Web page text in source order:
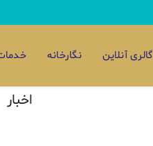
گالری آنلاین نگارخانه
اخبار